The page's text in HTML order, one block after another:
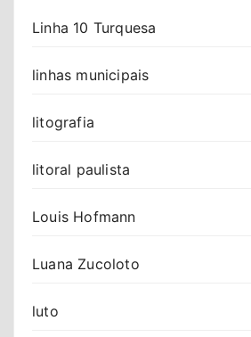
Linha 10 Turquesa
linhas municipais
litografia
litoral paulista
Louis Hofmann
Luana Zucoloto
luto